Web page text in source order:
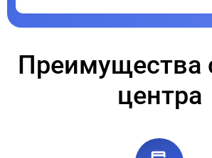
Преимущества
центра